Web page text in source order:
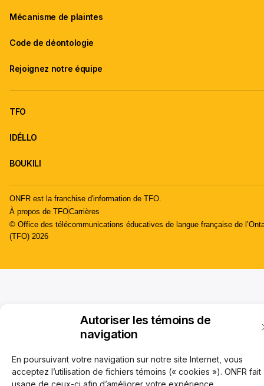
Autoriser les témoins de
navigation
En poursuivant votre navigation sur notre site Internet, vous
acceptez l’utilisation de fichiers témoins (« cookies »). ONFR fait
usage de ceux-ci afin d’améliorer votre expérience,
Mécanisme de plaintes
Code de déontologie
Rejoignez notre équipe
TFO
IDÉLLO
BOUKILI
ONFR est la franchise d'information de TFO.
À propos de TFOCarrières
© Office des télécommunications éducatives de langue française de
(TFO) 2026